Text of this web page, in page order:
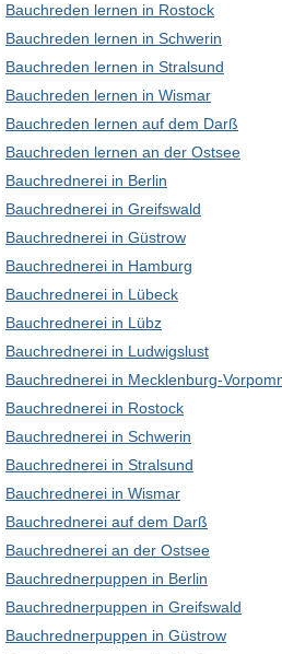
Bauchreden lernen in Rostock
Bauchreden lernen in Schwerin
Bauchreden lernen in Stralsund
Bauchreden lernen in Wismar
Bauchreden lernen auf dem Darß
Bauchreden lernen an der Ostsee
Bauchrednerei in Berlin
Bauchrednerei in Greifswald
Bauchrednerei in Güstrow
Bauchrednerei in Hamburg
Bauchrednerei in Lübeck
Bauchrednerei in Lübz
Bauchrednerei in Ludwigslust
Bauchrednerei in Mecklenburg-
Bauchrednerei in Rostock
Bauchrednerei in Schwerin
Bauchrednerei in Stralsund
Bauchrednerei in Wismar
Bauchrednerei auf dem Darß
Bauchrednerei an der Ostsee
Bauchrednerpuppen in Berlin
Bauchrednerpuppen in Greifswald
Bauchrednerpuppen in Güstrow